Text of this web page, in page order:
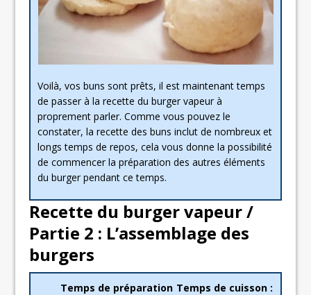
Voilà, vos buns sont prêts, il est maintenant temps
de passer à la recette du burger vapeur à
proprement parler. Comme vous pouvez le
constater, la recette des buns inclut de nombreux et
longs temps de repos, cela vous donne la possibilité
de commencer la préparation des autres éléments
du burger pendant ce temps.
Recette du burger vapeur /
Partie 2 : L’assemblage des
burgers
Temps de préparation Temps de cuisson :